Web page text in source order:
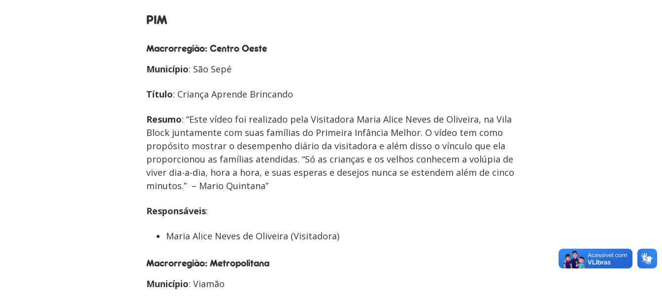
PIM
Macrorregião: Centro Oeste
Município: São Sepé
Título: Criança Aprende Brincando
Resumo: “Este vídeo foi realizado pela Visitadora Maria Alice Neves de Oliveira, na Vila
Block juntamente com suas famílias do Primeira Infância Melhor. O vídeo tem como
propósito mostrar o desempenho diário da visitadora e além disso o vínculo que ela
proporcionou as famílias atendidas. “Só as crianças e os velhos conhecem a volúpia de
viver dia-a-dia, hora a hora, e suas esperas e desejos nunca se estendem além de cinco
minutos.” – Mario Quintana”
Responsáveis:
Maria Alice Neves de Oliveira (Visitadora)
Macrorregião: Metropolitana
Município: Viamão